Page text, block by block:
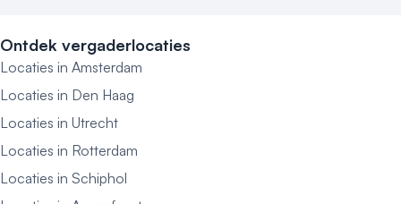
Ontdek vergaderlocaties
Locaties in Amsterdam
Locaties in Den Haag
Locaties in Utrecht
Locaties in Rotterdam
Locaties in Schiphol